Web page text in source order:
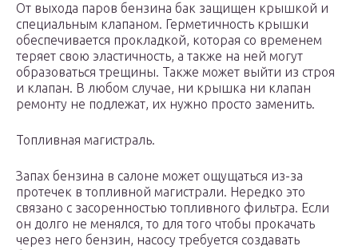
От выхода паров бензина бак защищен крышкой и
специальным клапаном. Герметичность крышки
обеспечивается прокладкой, которая со временем
теряет свою эластичность, а также на ней могут
образоваться трещины. Также может выйти из строя
и клапан. В любом случае, ни крышка ни клапан
ремонту не подлежат, их нужно просто заменить.
Топливная магистраль.
Запах бензина в салоне может ощущаться из-за
протечек в топливной магистрали. Нередко это
связано с засоренностью топливного фильтра. Если
он долго не менялся, то для того чтобы прокачать
через него бензин, насосу требуется создавать